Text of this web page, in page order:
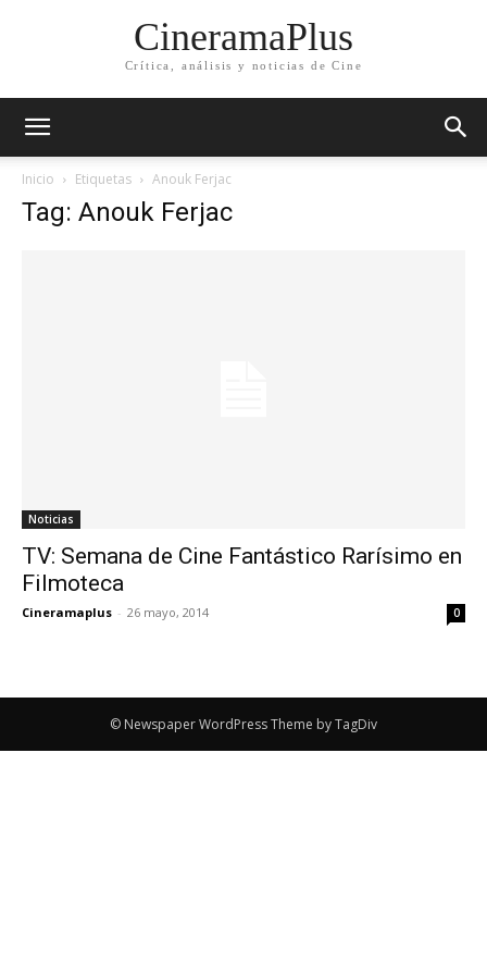
CineramaPlus
Crítica, análisis y noticias de Cine
Inicio Etiquetas Anouk Ferjac
Tag: Anouk Ferjac
Noticias
TV: Semana de Cine Fantástico Rarísimo en
Filmoteca
Cineramaplus - 26 mayo, 2014 0
© Newspaper WordPress Theme by TagDiv